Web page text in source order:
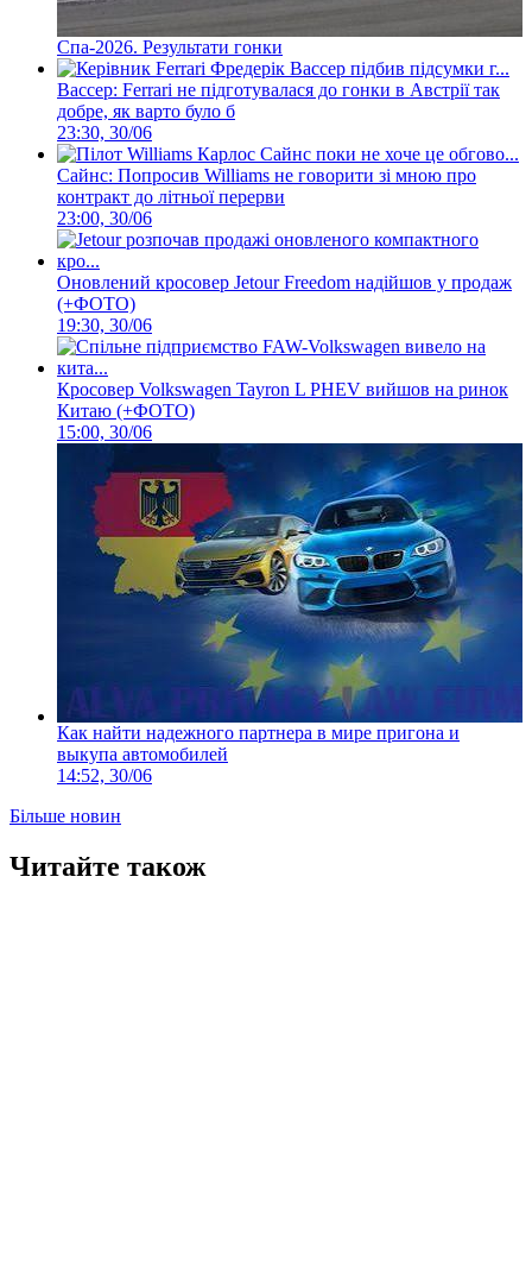
Спа-2026. Результати гонки
Вассер: Ferrari не підготувалася до гонки в Австрії так
добре, як варто було б
23:30, 30/06
Сайнс: Попросив Williams не говорити зі мною про
контракт до літньої перерви
23:00, 30/06
Оновлений кросовер Jetour Freedom надійшов у продаж
(+ФОТО)
19:30, 30/06
Кросовер Volkswagen Tayron L PHEV вийшов на ринок
Китаю (+ФОТО)
15:00, 30/06
Как найти надежного партнера в мире пригона и
выкупа автомобилей
14:52, 30/06
Більше новин
Читайте також